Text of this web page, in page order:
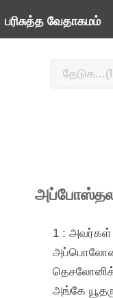
பரிசுத்த வேதாகமம்
1 : அவர்கள்
அங்கே